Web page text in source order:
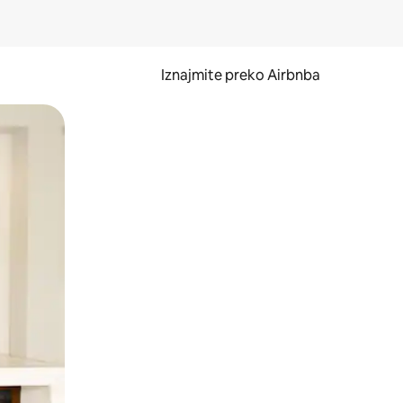
Iznajmite preko Airbnba
prstom po zaslonu.